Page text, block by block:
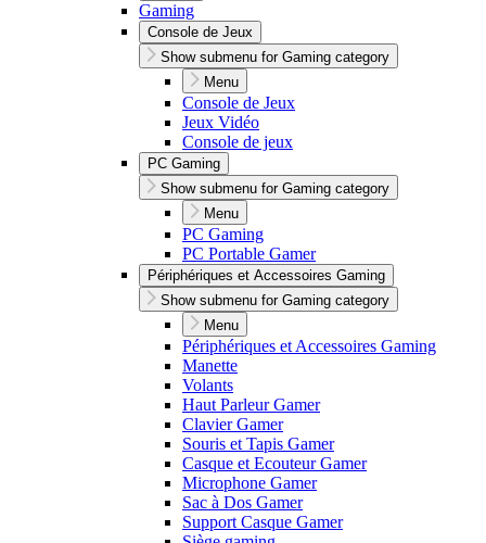
Gaming
Console de Jeux
Show submenu for Gaming category
Menu
Console de Jeux
Jeux Vidéo
Console de jeux
PC Gaming
Show submenu for Gaming category
Menu
PC Gaming
PC Portable Gamer
Périphériques et Accessoires Gaming
Show submenu for Gaming category
Menu
Périphériques et Accessoires Gaming
Manette
Volants
Haut Parleur Gamer
Clavier Gamer
Souris et Tapis Gamer
Casque et Ecouteur Gamer
Microphone Gamer
Sac à Dos Gamer
Support Casque Gamer